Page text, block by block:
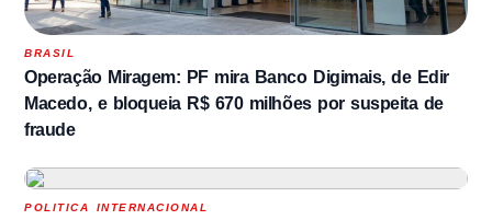
BRASIL
Operação Miragem: PF mira Banco Digimais, de Edir
Macedo, e bloqueia R$ 670 milhões por suspeita de
fraude
POLITICA INTERNACIONAL